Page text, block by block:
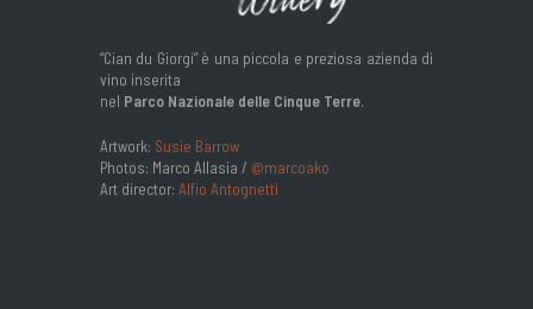
“Cian du Giorgi” è una piccola e preziosa azienda di
vino inserita
nel Parco Nazionale delle Cinque Terre.
Artwork: Susie Barrow
Photos: Marco Allasia / @marcoako
Art director: Alfio Antognetti